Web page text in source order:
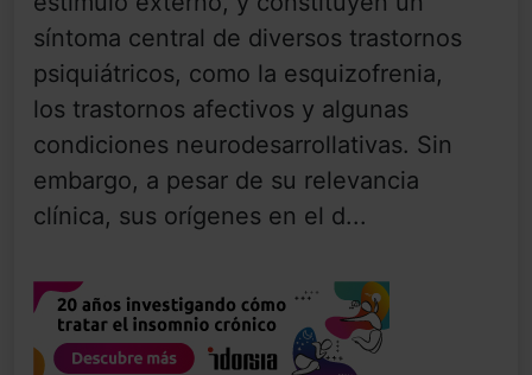
síntoma central de diversos trastornos
psiquiátricos, como la esquizofrenia,
los trastornos afectivos y algunas
condiciones neurodesarrollativas. Sin
embargo, a pesar de su relevancia
clínica, sus orígenes en el d...